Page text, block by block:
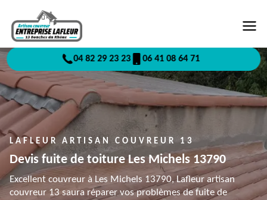
04 82 29 23 23 06 41 08 64 71
LAFLEUR ARTISAN COUVREUR 13
Devis fuite de toiture Les Michels 13790
Excellent couvreur à Les Michels 13790, Lafleur artisan
couvreur 13 saura réparer vos problèmes de fuite de